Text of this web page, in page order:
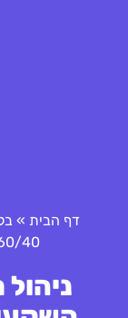
דף הבית »
60/40: מינימום סיכון, מקסימום